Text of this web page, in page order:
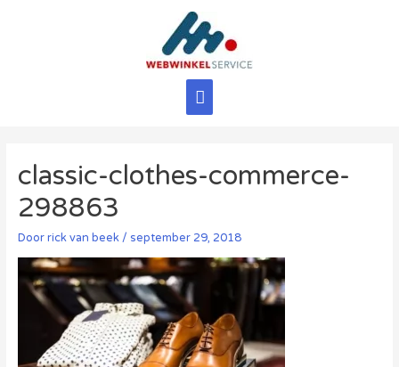
Hoofdmenu
classic-clothes-commerce-
298863
Doorrick van beek/ september 29, 2018